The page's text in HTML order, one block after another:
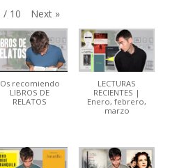
/ 10 Next »
Os recomiendo
LIBROS DE
RELATOS
LECTURAS
RECIENTES |
Enero, febrero,
marzo